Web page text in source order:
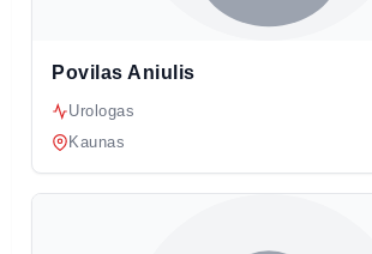
Povilas Aniulis
Urologas
Kaunas